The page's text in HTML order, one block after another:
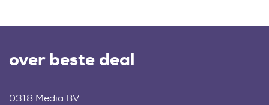
over beste deal
0318 Media BV